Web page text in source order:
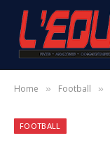
Home » Football »
FOOTBALL